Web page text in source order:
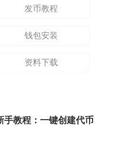
发币教程
钱包安装
资料下载
教程：一键创建代币